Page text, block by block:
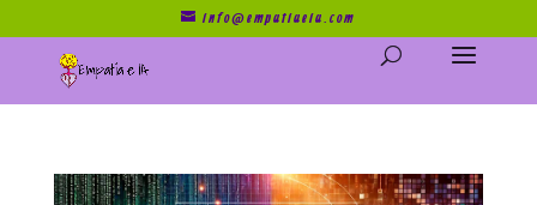
info@empatiaeia.com